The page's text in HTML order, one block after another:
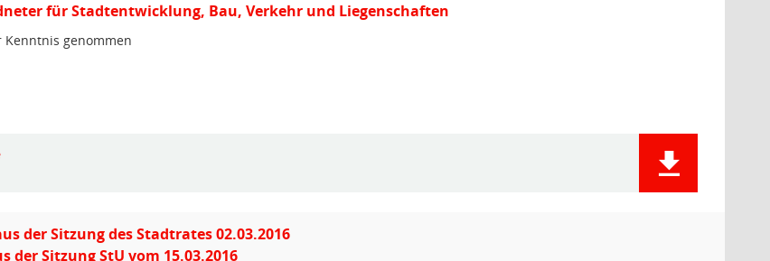
für Stadtentwicklung, Bau, Verkehr und Liegenschaften
Kenntnis genommen
der Sitzung des Stadtrates 02.03.2016
der Sitzung StU vom 15.03.2016